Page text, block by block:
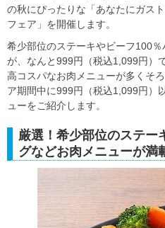
の秋にぴったりな「あなたにガス
フェア」を開催します。
希少部位のステーキやビーフ100
が、なんと999円（税込1,099円）
高コスパなお肉メニューが多くそ
ア期間中に999円（税込1,099円）
ューをご紹介します。
厳選！希少部位のステー
グなどお肉メニューが満